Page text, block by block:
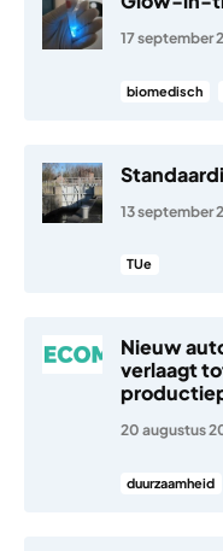
17 september
biomedisch
13 september
TUe
Nieuw
verlaagt
20 augustus
duurzaamheid